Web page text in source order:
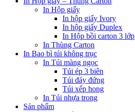
In Hộp giấy
In hộp giấy Ivory
In hộp giấy Duplex
In Hộp bồi carton 3 lớp
In Thùng Carton
In Bao bì túi không trục
In Túi màng ngọc
Túi ép 3 biên
Túi đáy đứng
Túi xếp hong
In Túi nhựa trong
Sản phẩm